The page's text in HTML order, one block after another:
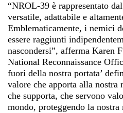
“NROL-39 è rappresentato
versatile, adattabile e
Emblematicamente, i nemici
essere raggiunti
nascondersi”, afferma Karen
National Reconnaissance
fuori della nostra portata’
valore che apporta alla nostra
che supporta, che servono
mondo, proteggendo la nostra